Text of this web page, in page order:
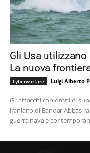
Gli Usa utilizzano
La nuova
Cyberwarfare Luigi Alberto
Gli attacchi con droni di
iraniano di Bandar Abbas
guerra navale